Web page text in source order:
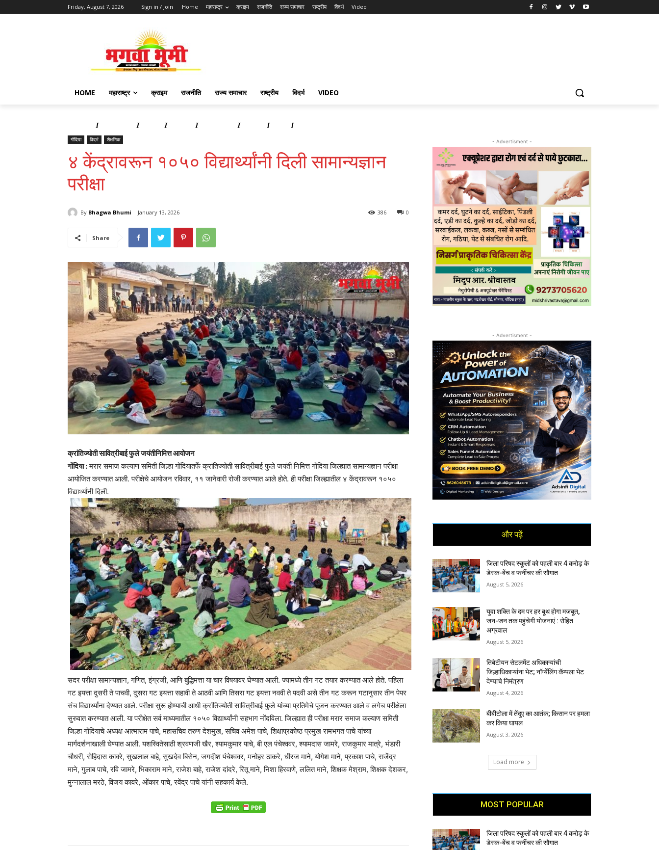
Friday, August 7, 2026 Sign in / Join Home महाराष्ट्र क्राइम राजनीति राज्य समाचार राष्ट्रीय विदर्भ Video
HOME महाराष्ट्र क्राइम राजनीति राज्य समाचार राष्ट्रीय विदर्भ VIDEO
गोंदिया विदर्भ शैक्षणिक
४ केंद्रावरून १०५० विद्यार्थ्यांनी दिली सामान्यज्ञान
परीक्षा
By Bhagwa Bhumi January 13, 2026 0
386
Share
क्रांतिज्योती सावित्रीबाई फुले जयंतीनिमित्त आयोजन
गोंदिया :मरार समाज कल्याण समिती जिल्हा गोंदियातर्फे क्रांतिज्योती सावित्रीबाई फुले जयंती निमित्त गोंदिया जिल्ह्यात सामान्यज्ञान परीक्षा
आयोजित करण्यात आली. परीक्षेचे आयोजन रविवार, ११ जानेवारी रोजी करण्यात आले होते. ही परीक्षा जिल्ह्यातील ४ केंद्रावरून १०५०
विद्यार्थ्यांनी दिली.
सदर परीक्षा सामान्यज्ञान, गणित, इंग्रजी, आणि बुद्धिमत्ता या चार विषयावर घेण्यात आली. ज्यामध्ये तीन गट तयार करण्यात आले होते. पहिला
गट इयत्ता दुसरी ते पाचवी, दुसरा गट इयत्ता सहावी ते आठवी आणि तिसरा गट इयत्ता नववी ते पदवी असे तीन गट करून गटानुसार तीन पेपर
संच विद्यार्थ्यांना देण्यात आले. परीक्षा सुरू होण्याची आधी क्रांतिज्योती सावित्रीबाई फुले यांच्या प्रतिमेचे पूजन करण्यात आले व लगेच परीक्षेला
सुरुवात करण्यात आली. या परीक्षेत सर्व माध्यमातील १०५० विद्यार्थ्यांनी सहभाग नोंदविला. जिल्ह्यात ही परीक्षा मरार समाज कल्याण समिती
जिल्हा गोंदियाचे अध्यक्ष आत्माराम पाचे, महासचिव तरुण देशमुख, सचिव अमेश पाचे, शिक्षाप्रकोष्ठ प्रमुख रामभगत पाचे यांच्या
मार्गदर्शनाखाली घेण्यात आली. यशस्वितेसाठी श्रवणजी खैर, श्यामकुमार पाचे, बी एल पंचेश्ववर, श्यामदास जामरे, राजकुमार मात्रे, भंडारी
चौधरी, रोहिदास कावरे, सुखलाल बाहे, सुखदेव बिसेन, जगदीश पंचेश्ववर, मनोहर ठाकरे, धीरज माने, योगेश माने, प्रकाश पाचे, राजेंद्र
माने, गुलाब पाचे, रवि जामरे, भिकाराम माने, राजेश बाहे, राजेश दांदरे, रितू माने, निशा हिरवाणे, ललित माने, शिक्षक मेश्राम, शिक्षक देशकर,
मुन्नालाल मरठे, विजय कावरे, ओंकार पाचे, रवेंद्र पाचे यांनी सहकार्य केले.
- Advertisment -
- Advertisment -
और पढ़ें
जिला परिषद स्कूलों को पहली बार 4 करोड़ के
डेस्क-बेंच व फर्नीचर की सौगात
August 5, 2026
युवा शक्ति के दम पर हर बूथ होगा मजबूत,
जन-जन तक पहुंचेगी योजनाएं : रोहित
अग्रवाल
August 5, 2026
तिबेटीयन सेटलमेंट अधिकाऱ्यांची
जिल्हाधिकाऱ्यांना भेट; नॉर्ग्येलिंग कॅम्पला भेट
देण्याचे निमंत्रण
August 4, 2026
बीबीटोला में तेंदुए का आतंक; किसान पर हमला
कर किया घायल
August 3, 2026
Load more
MOST POPULAR
जिला परिषद स्कूलों को पहली बार 4 करोड़ के
डेस्क-बेंच व फर्नीचर की सौगात